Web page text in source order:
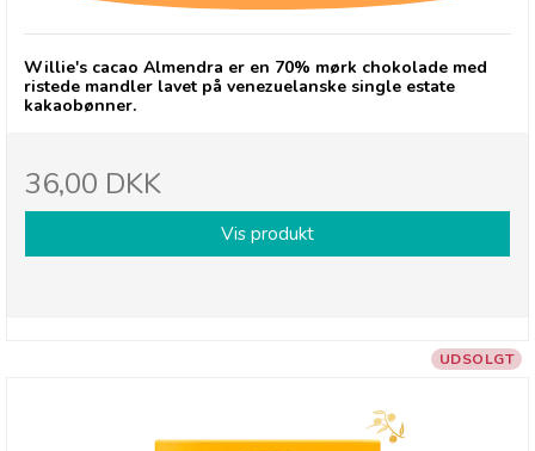
Willie's cacao Almendra er en 70% mørk chokolade med
ristede mandler lavet på venezuelanske single estate
kakaobønner.
36,00 DKK
Vis produkt
UDSOLGT